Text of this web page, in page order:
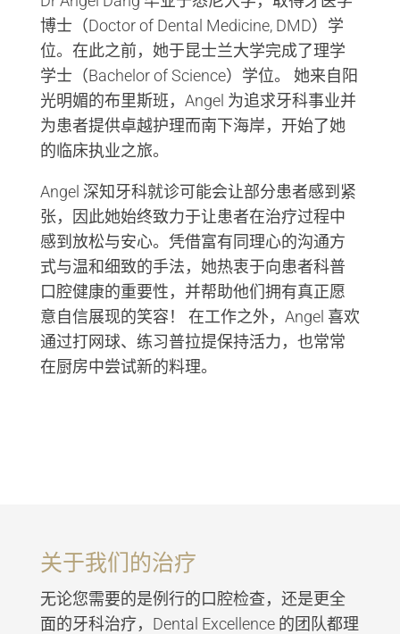
博士（Doctor of Dental Medicine, DMD）学
位。在此之前，她于昆士兰大学完成了理学
学士（Bachelor of Science）学位。 她来自阳
光明媚的布里斯班，Angel 为追求牙科事业并
为患者提供卓越护理而南下海岸，开始了她
的临床执业之旅。
Angel 深知牙科就诊可能会让部分患者感到紧
张，因此她始终致力于让患者在治疗过程中
感到放松与安心。凭借富有同理心的沟通方
式与温和细致的手法，她热衷于向患者科普
口腔健康的重要性，并帮助他们拥有真正愿
意自信展现的笑容！ 在工作之外，Angel 喜欢
通过打网球、练习普拉提保持活力，也常常
在厨房中尝试新的料理。
关于我们的治疗
无论您需要的是例行的口腔检查，还是更全
面的牙科治疗，Dental Excellence 的团队都理